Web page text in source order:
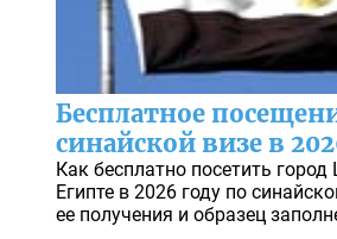
Бесплатное
синайской визе в
Как бесплатно посетить
Египте в 2026 году по
ее получения и образец